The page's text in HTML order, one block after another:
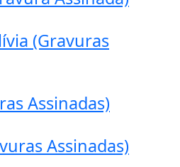
(Gravuras
Assinadas)
Assinadas)